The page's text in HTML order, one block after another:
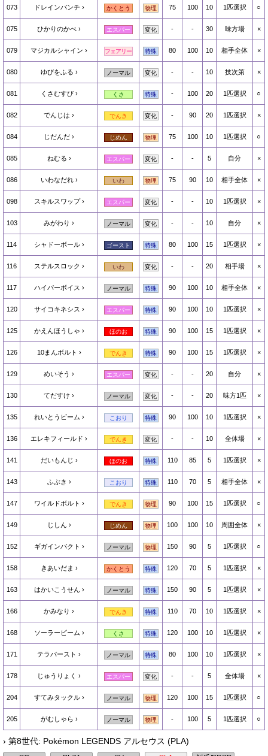
073 ドレインパンチ かくとう 物理 75 100 10 1匹選択 ○
075 ひかりのかべ エスパー 変化 - - 30 味方場 ×
079 マジカルシャイン フェアリー 特殊 80 100 10 相手全体 ×
080 ゆびをふる ノーマル 変化 - - 10 技次第 ×
081 くさむすび くさ 特殊 - 100 20 1匹選択 ○
082 でんじは でんき 変化 - 90 20 1匹選択 ×
084 じだんだ じめん 物理 75 100 10 1匹選択 ○
085 ねむる エスパー 変化 - - 5 自分 ×
086 いわなだれ いわ 物理 75 90 10 相手全体 ×
098 スキルスワップ エスパー 変化 - - 10 1匹選択 ×
103 みがわり ノーマル 変化 - - 10 自分 ×
114 シャドーボール ゴースト 特殊 80 100 15 1匹選択 ×
116 ステルスロック いわ 変化 - - 20 相手場 ×
117 ハイパーボイス ノーマル 特殊 90 100 10 相手全体 ×
120 サイコキネシス エスパー 特殊 90 100 10 1匹選択 ×
125 かえんほうしゃ ほのお 特殊 90 100 15 1匹選択 ×
126 10まんボルト でんき 特殊 90 100 15 1匹選択 ×
129 めいそう エスパー 変化 - - 20 自分 ×
130 てだすけ ノーマル 変化 - - 20 味方1匹 ×
135 れいとうビーム こおり 特殊 90 100 10 1匹選択 ×
136 エレキフィールド でんき 変化 - - 10 全体場 ×
141 だいもんじ ほのお 特殊 110 85 5 1匹選択 ×
143 ふぶき こおり 特殊 110 70 5 相手全体 ×
147 ワイルドボルト でんき 物理 90 100 15 1匹選択 ○
149 じしん じめん 物理 100 100 10 周囲全体 ×
152 ギガインパクト ノーマル 物理 150 90 5 1匹選択 ○
158 きあいだま かくとう 特殊 120 70 5 1匹選択 ×
163 はかいこうせん ノーマル 特殊 150 90 5 1匹選択 ×
166 かみなり でんき 特殊 110 70 10 1匹選択 ×
168 ソーラービーム くさ 特殊 120 100 10 1匹選択 ×
171 テラバースト ノーマル 特殊 80 100 10 1匹選択 ×
178 じゅうりょく エスパー 変化 - - 5 全体場 ×
204 すてみタックル ノーマル 物理 120 100 15 1匹選択 ○
205 がむしゃら ノーマル 物理 - 100 5 1匹選択 ○
› 第8世代: Pokémon LEGENDS アルセウス (PLA)